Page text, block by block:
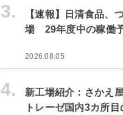
3.
【速報】日清食品、
場 29年度中の稼働
2026.08.05
4.
新工場紹介：さかえ
トレーゼ国内3カ所